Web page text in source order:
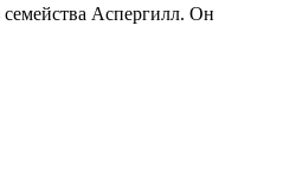
Аспергилл. Он